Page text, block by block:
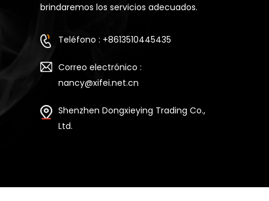
brindaremos los servicios adecuados.
Teléfono : +8613510445435
Correo electrónico :
nancy@xifei.net.cn
Shenzhen Dongxieying Trading Co.,
Ltd.